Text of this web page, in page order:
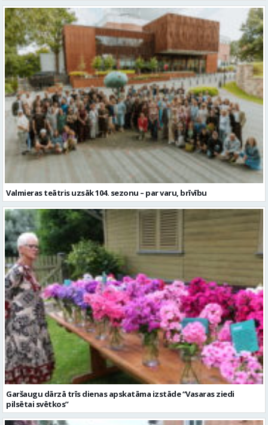
Valmieras teātris uzsāk 104. sezonu – par varu, brīvību
Garšaugu dārzā trīs dienas apskatāma izstāde “Vasaras ziedi
pilsētai svētkos”